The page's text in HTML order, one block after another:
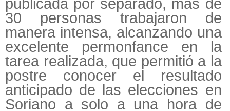
publicada por separado, más de
30 personas trabajaron de
manera intensa, alcanzando una
excelente permonfance en la
tarea realizada, que permitió a la
postre conocer el resultado
anticipado de las elecciones en
Soriano a solo a una hora de